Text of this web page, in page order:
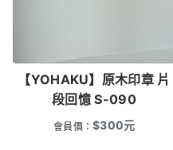
【YOHAKU】原木印章 片
段回憶 S-090
會員價：$300元